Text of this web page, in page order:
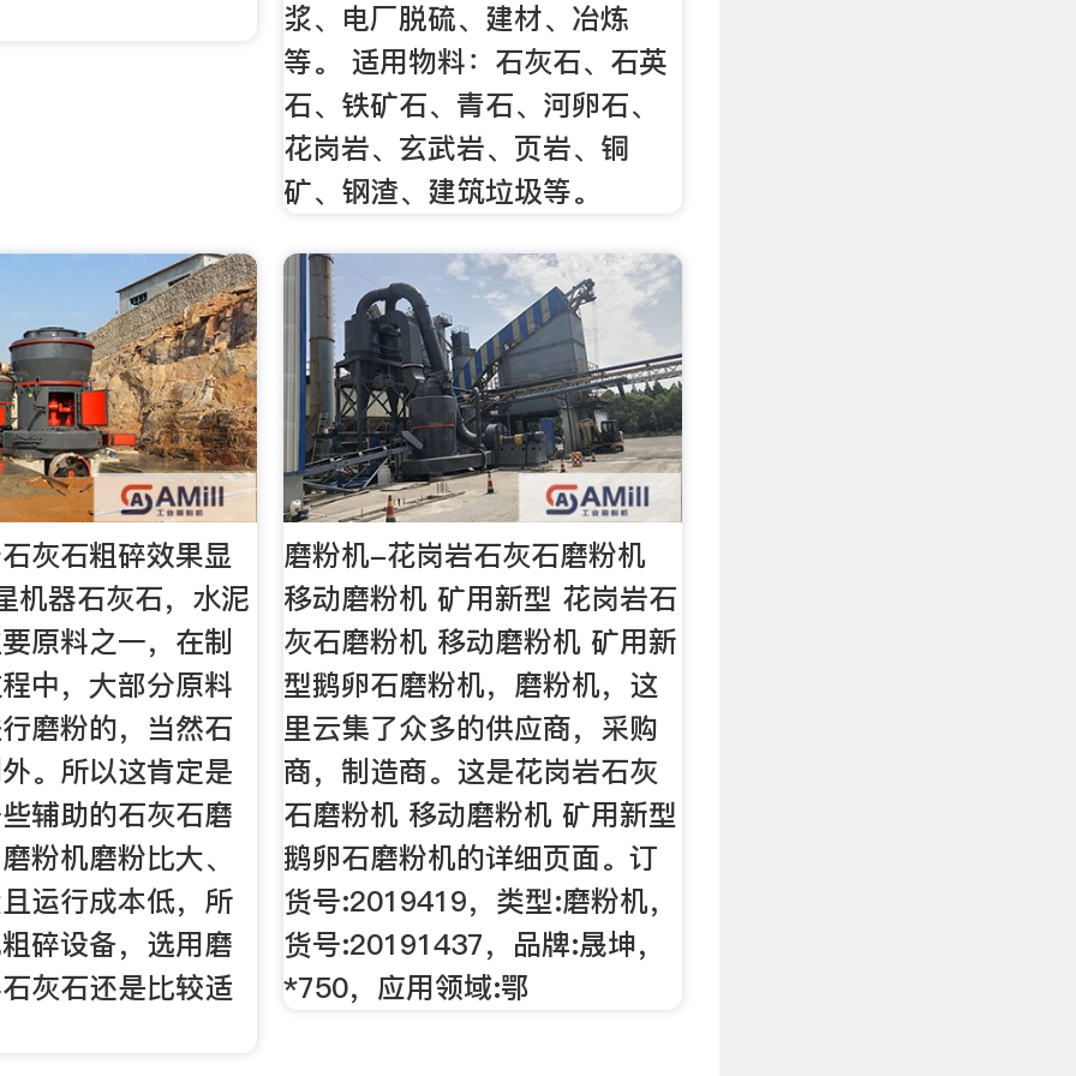
浆、电厂脱硫、建材、冶炼
等。 适用物料：石灰石、石英
石、铁矿石、青石、河卵石、
花岗岩、玄武岩、页岩、铜
矿、钢渣、建筑垃圾等。
灰石粗碎效果显
机器石灰石，水泥
原料之一，在制
中，大部分原料
磨粉的，当然石
。所以这肯定是
辅助的石灰石磨
粉机磨粉比大、
运行成本低，所
碎设备，选用磨
灰石还是比较适
磨粉机-花岗岩石灰石磨粉机
移动磨粉机 矿用新型 花岗岩石
灰石磨粉机 移动磨粉机 矿用新
型鹅卵石磨粉机，磨粉机，这
里云集了众多的供应商，采购
商，制造商。这是花岗岩石灰
石磨粉机 移动磨粉机 矿用新型
鹅卵石磨粉机的详细页面。订
货号:2019419，类型:磨粉机，
货号:20191437，品牌:晟坤，
*750，应用领域:鄂